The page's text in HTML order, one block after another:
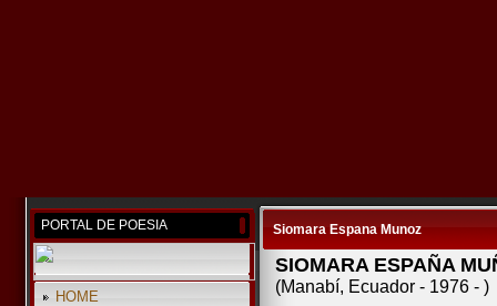
PORTAL DE POESIA
HOME
Siomara Espana Munoz
SIOMARA ESPAÑA
(Manabí, Ecuador - 1976 - )